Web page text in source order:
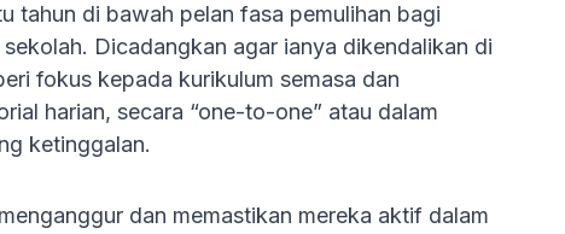
tahun di bawah pelan fasa pemulihan bagi
Dicadangkan agar ianya dikendalikan di
fokus kepada kurikulum semasa dan
harian, secara “one-to-one” atau dalam
ketinggalan.
dan memastikan mereka aktif dalam